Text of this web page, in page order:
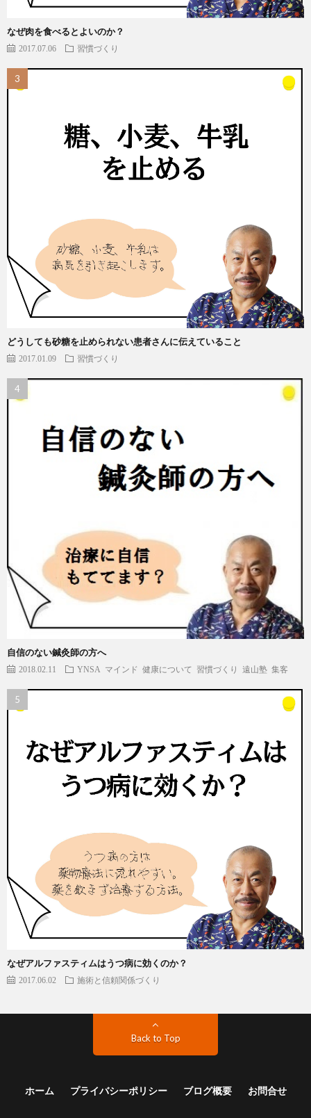
なぜ肉を食べるとよいのか？
2017.07.06 習慣づくり
どうしても砂糖を止められない患者さんに伝えていること
2017.01.09 習慣づくり
自信のない鍼灸師の方へ
2018.02.11 YNSA マインド 健康について 習慣づくり 遠山塾 集客
なぜアルファスティムはうつ病に効くのか？
2017.06.02 施術と信頼関係づくり
Back to Top
ホーム プライバシーポリシー ブログ概要 お問合せ